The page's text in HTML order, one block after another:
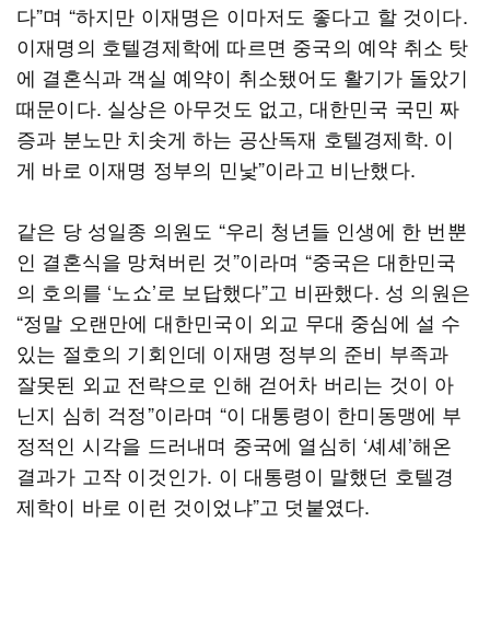
다”며 “하지만 이재명은 이마저도 좋다고 할 것이다.
이재명의 호텔경제학에 따르면 중국의 예약 취소 탓
에 결혼식과 객실 예약이 취소됐어도 활기가 돌았기
때문이다. 실상은 아무것도 없고, 대한민국 국민 짜
증과 분노만 치솟게 하는 공산독재 호텔경제학. 이
게 바로 이재명 정부의 민낯”이라고 비난했다.
같은 당 성일종 의원도 “우리 청년들 인생에 한 번뿐
인 결혼식을 망쳐버린 것”이라며 “중국은 대한민국
의 호의를 ‘노쇼’로 보답했다”고 비판했다. 성 의원은
“정말 오랜만에 대한민국이 외교 무대 중심에 설 수
있는 절호의 기회인데 이재명 정부의 준비 부족과
잘못된 외교 전략으로 인해 걷어차 버리는 것이 아
닌지 심히 걱정”이라며 “이 대통령이 한미동맹에 부
정적인 시각을 드러내며 중국에 열심히 ‘셰셰’해온
결과가 고작 이것인가. 이 대통령이 말했던 호텔경
제학이 바로 이런 것이었냐”고 덧붙였다.